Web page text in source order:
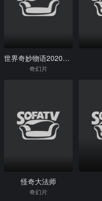
世界奇妙物语2020秋季特别篇
奇幻片
怪奇大法师
奇幻片